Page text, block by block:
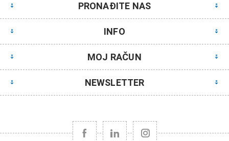
PRONAĐITE NAS
INFO
MOJ RAČUN
NEWSLETTER